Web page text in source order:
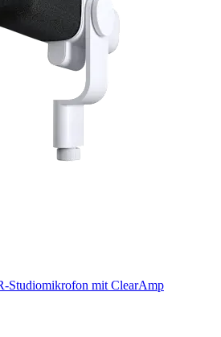
Studiomikrofon mit ClearAmp